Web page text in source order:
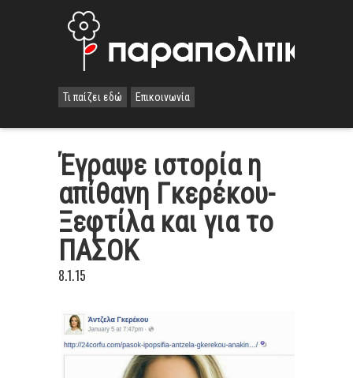
Τι παίζει εδώ Επικοινωνία
Έγραψε ιστορία η
απίθανη Γκερέκου-
Ξεφτίλα και για το
ΠΑΣΟΚ
8.1.15